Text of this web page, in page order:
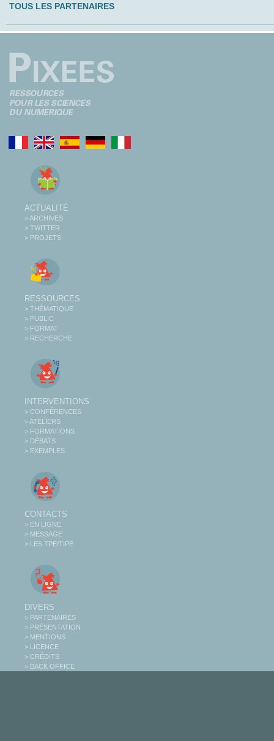
TOUS LES PARTENAIRES
ACTUALITÉ
> ARCHIVES
> TWITTER
> PROJETS
RESSOURCES
> THÉMATIQUE
> PUBLIC
> FORMAT
> RECHERCHE
INTERVENTIONS
> CONFÉRENCES
> ATELIERS
> FORMATIONS
> DÉBATS
> EXEMPLES
CONTACTS
> EN LIGNE
> MESSAGE
> LES TPE/TIPE
DIVERS
> PARTENAIRES
> PRÉSENTATION
> MENTIONS
> LICENCE
> CRÉDITS
> BACK OFFICE